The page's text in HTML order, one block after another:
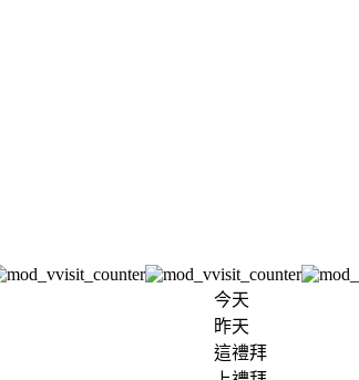
今天
昨天
這禮拜